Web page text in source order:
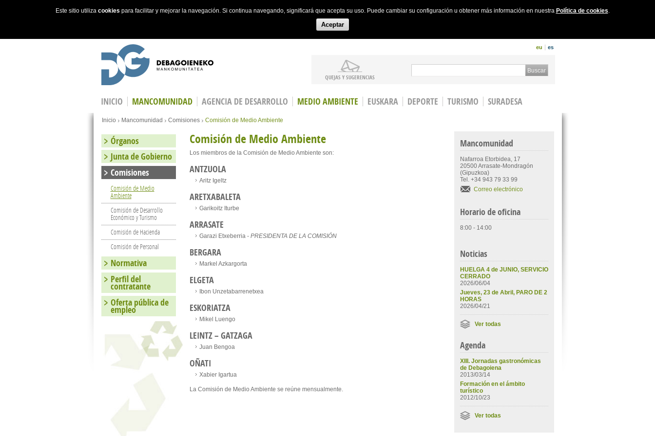
Este sitio utiliza cookies para facilitar y mejorar la navegación. Si continua navegando, significará que acepta su uso. Puede cambiar su configuración u obtener más información en nuestra Política de cookies.
Aceptar
eu es
QUEJAS Y SUGERENCIAS
Search form
INICIO MANCOMUNIDAD AGENCIA DE DESARROLLO MEDIO AMBIENTE EUSKARA DEPORTE TURISMO
SURADESA
Estás en
Inicio Mancomunidad Comisiones Comisión de Medio Ambiente
Comisión de Medio Ambiente
Los miembros de la Comisión de Medio Ambiente son:
ANTZUOLA
Aritz Igeltz
ARETXABALETA
Garikoitz Iturbe
ARRASATE
Garazi Etxeberria - PRESIDENTA DE LA COMISIÓN
BERGARA
Markel Azkargorta
ELGETA
Ibon Unzetabarrenetxea
ESKORIATZA
Mikel Luengo
LEINTZ – GATZAGA
Juan Bengoa
OÑATI
Xabier Igartua
La Comisión de Medio Ambiente se reúne mensualmente.
Mancomunidad
Nafarroa Etorbidea, 17
20500 Arrasate-Mondragón
(Gipuzkoa)
Tel. +34 943 79 33 99
Correo electrónico
Horario de oficina
8:00 - 14:00
Noticias
HUELGA 4 de JUNIO, SERVICIO
CERRADO
2026/06/04
Jueves, 23 de Abril, PARO DE 2
HORAS
2026/04/21
Ver todas
Agenda
XIII. Jornadas gastronómicas
de Debagoiena
2013/03/14
Formación en el ámbito
turístico
2012/10/23
Ver todas
Órganos
Junta de Gobierno
Comisiones
Comisión de Medio
Ambiente
Comisión de Desarrollo
Económico y Turismo
Comisión de Hacienda
Comisión de Personal
Normativa
Perfil del
contratante
Oferta pública de
empleo